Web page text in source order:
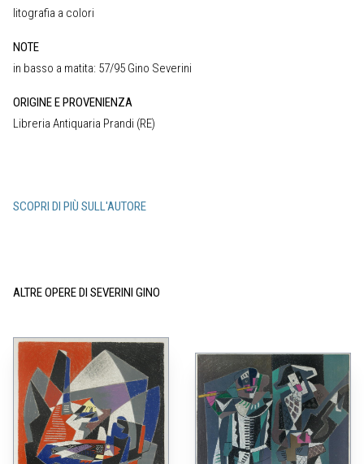
litografia a colori
NOTE
in basso a matita: 57/95 Gino Severini
ORIGINE E PROVENIENZA
Libreria Antiquaria Prandi (RE)
SCOPRI DI PIÙ SULL'AUTORE
ALTRE OPERE DI SEVERINI GINO